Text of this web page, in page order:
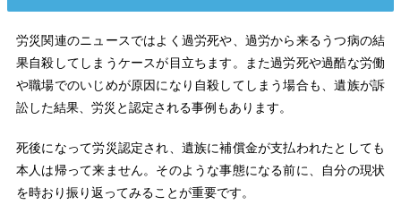
労災関連のニュースではよく過労死や、過労から来るうつ病の結
果自殺してしまうケースが目立ちます。また過労死や過酷な労働
や職場でのいじめが原因になり自殺してしまう場合も、遺族が訴
訟した結果、労災と認定される事例もあります。
死後になって労災認定され、遺族に補償金が支払われたとしても
本人は帰って来ません。そのような事態になる前に、自分の現状
を時おり振り返ってみることが重要です。